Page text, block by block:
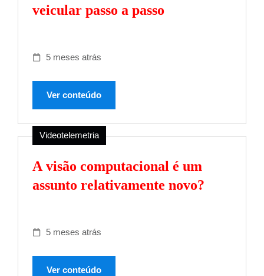
veicular passo a passo
5 meses atrás
Ver conteúdo
Videotelemetria
A visão computacional é um
assunto relativamente novo?
5 meses atrás
Ver conteúdo